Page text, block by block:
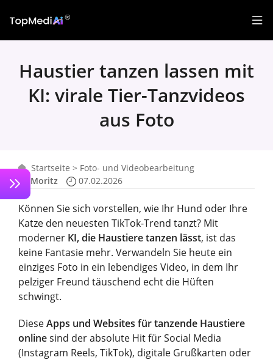
Haustier tanzen lassen mit
KI: virale Tier-Tanzvideos
aus Foto
Startseite > Foto- und Videobearbeitung
Moritz
07.02.2026
Können Sie sich vorstellen, wie Ihr Hund oder Ihre
Katze den neuesten TikTok-Trend tanzt? Mit
moderner KI, die Haustiere tanzen lässt, ist das
keine Fantasie mehr. Verwandeln Sie heute ein
einziges Foto in ein lebendiges Video, in dem Ihr
pelziger Freund täuschend echt die Hüften
schwingt.
DieseApps und Websites für tanzende Haustiere
onlinesind der absolute Hit für Social Media
(Instagram Reels, TikTok), digitale Grußkarten oder